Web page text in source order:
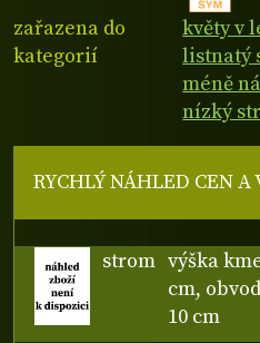
zařazena do
kategorií
květy v
listnatý
méně
nízký
RYCHLÝ NÁHLED CEN A
strom výška
cm,
10 cm